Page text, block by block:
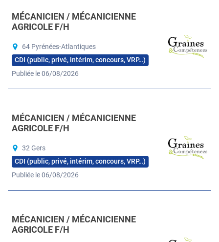
MÉCANICIEN / MÉCANICIENNE
AGRICOLE F/H
64 Pyrénées-Atlantiques
CDI (public, privé, intérim, concours, VRP…)
Publiée le 06/08/2026
MÉCANICIEN / MÉCANICIENNE
AGRICOLE F/H
32 Gers
CDI (public, privé, intérim, concours, VRP…)
Publiée le 06/08/2026
MÉCANICIEN / MÉCANICIENNE
AGRICOLE F/H